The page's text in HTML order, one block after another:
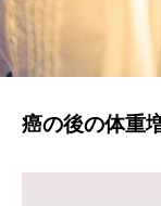
癌の後の体重